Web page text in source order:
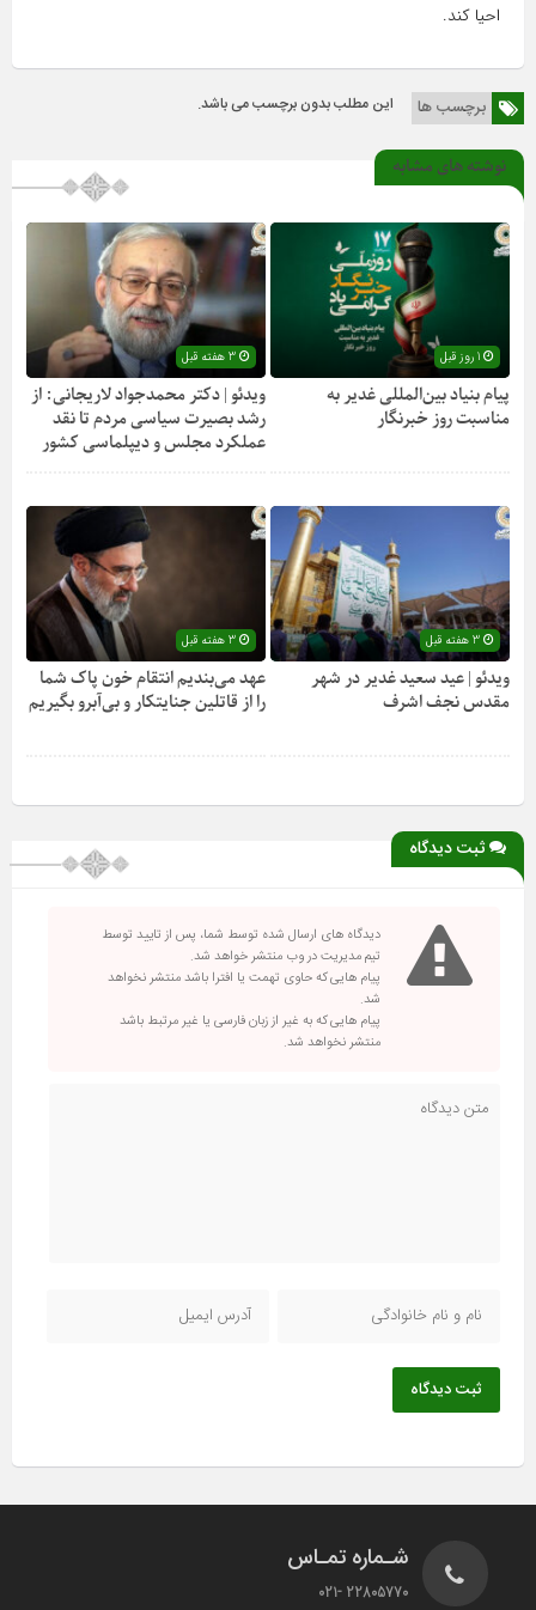
احیا کند.
برچسب ها این مطلب بدون برچسب می باشد.
نوشته های مشابه
1 روز قبل
پیام بنیاد بین‌المللی غدیر به
مناسبت روز خبرنگار
ویدئو | دکتر محمدجواد لاریجانی: از
رشد بصیرت سیاسی مردم تا نقد
عملکرد مجلس و دیپلماسی کشور
3 هفته قبل
ویدئو | عید سعید غدیر در شهر
مقدس نجف اشرف
عهد می‌بندیم انتقام خون پاک شما
را از قاتلین جنایتکار و بی‌آبرو بگیریم
ثبت دیدگاه
دیدگاه های ارسال شده توسط شما، پس از تایید توسط
تیم مدیریت در وب منتشر خواهد شد.
پیام هایی که حاوی تهمت یا افترا باشد منتشر نخواهد
شد.
پیام هایی که به غیر از زبان فارسی یا غیر مرتبط باشد
منتشر نخواهد شد.
ثبت دیدگاه
شـماره تمـاس
22805770 -021